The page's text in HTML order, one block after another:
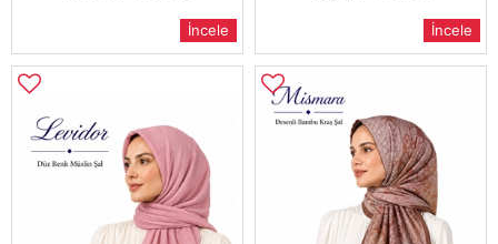
İncele İncele